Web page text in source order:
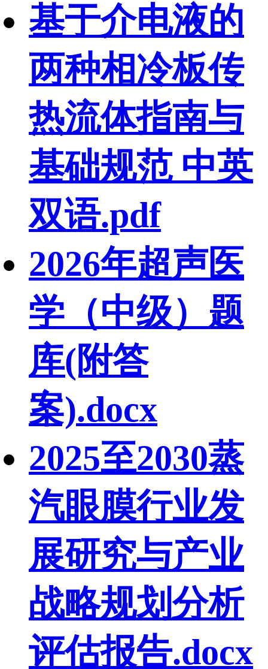
基于介电液的
两种相冷板传
热流体指南与
基础规范 中英
双语.pdf
2026年超声医
学（中级）题
库(附答
案).docx
2025至2030蒸
汽眼膜行业发
展研究与产业
战略规划分析
评估报告.docx